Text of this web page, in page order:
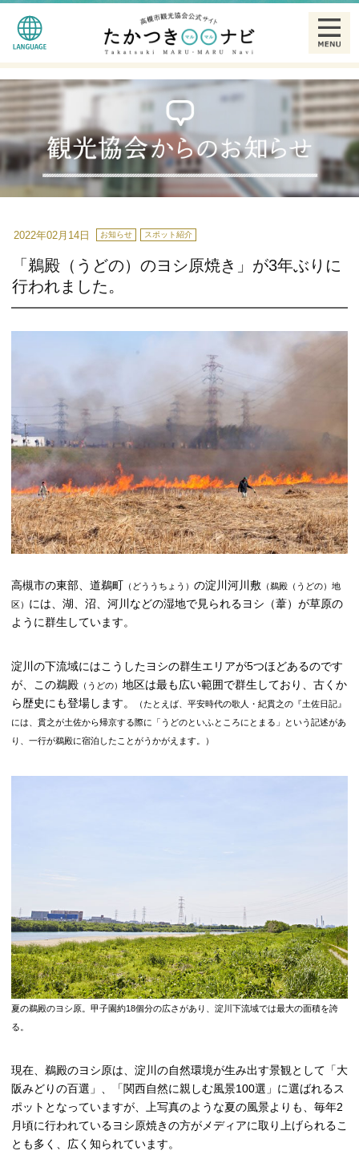
2022年02月14日 お知らせ スポット紹介
「鵜殿（うどの）のヨシ原焼き」が3年ぶりに
行われました。
高槻市の東部、道鵜町 （どううちょう） の淀川河川敷 （鵜殿（うどの）地
区） には、湖、沼、河川などの湿地で見られるヨシ（葦）が草原の
ように群生しています。
淀川の下流域にはこうしたヨシの群生エリアが5つほどあるのです
が、この鵜殿 （うどの） 地区は最も広い範囲で群生しており、古くか
ら歴史にも登場します。
（たとえば、平安時代の歌人・紀貫之の『土佐日記』
には、貫之が土佐から帰京する際に「うどのといふところにとまる」という記述があ
り、一行が鵜殿に宿泊したことがうかがえます。）
夏の鵜殿のヨシ原。甲子園約18個分の広さがあり、淀川下流域では最大の面積を誇
る。
現在、鵜殿のヨシ原は、淀川の自然環境が生み出す景観として「大
阪みどりの百選」、「関西自然に親しむ風景100選」に選ばれるス
ポットとなっていますが、上写真のような夏の風景よりも、毎年2
月頃に行われているヨシ原焼きの方がメディアに取り上げられるこ
とも多く、広く知られています。
観る
食べる
泊まる
特産品
ギャラリー
高槻市観光協会について
お知らせ
はにたん着ぐるみ貸出
たかつきナビゲーター
アクセス
English
简体中文
繁體中文
한글